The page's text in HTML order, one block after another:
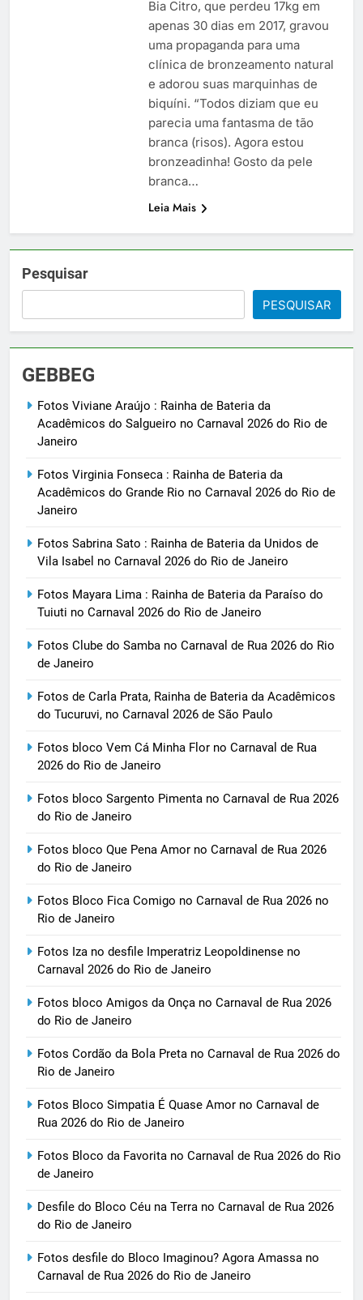
Bia Citro, que perdeu 17kg em
apenas 30 dias em 2017, gravou
uma propaganda para uma
clínica de bronzeamento natural
e adorou suas marquinhas de
biquíni. “Todos diziam que eu
parecia uma fantasma de tão
branca (risos). Agora estou
bronzeadinha! Gosto da pele
branca…
Leia Mais
Pesquisar
PESQUISAR
GEBBEG
Fotos Viviane Araújo : Rainha de Bateria da
Acadêmicos do Salgueiro no Carnaval 2026 do Rio de
Janeiro
Fotos Virginia Fonseca : Rainha de Bateria da
Acadêmicos do Grande Rio no Carnaval 2026 do Rio de
Janeiro
Fotos Sabrina Sato : Rainha de Bateria da Unidos de
Vila Isabel no Carnaval 2026 do Rio de Janeiro
Fotos Mayara Lima : Rainha de Bateria da Paraíso do
Tuiuti no Carnaval 2026 do Rio de Janeiro
Fotos Clube do Samba no Carnaval de Rua 2026 do Rio
de Janeiro
Fotos de Carla Prata, Rainha de Bateria da Acadêmicos
do Tucuruvi, no Carnaval 2026 de São Paulo
Fotos bloco Vem Cá Minha Flor no Carnaval de Rua
2026 do Rio de Janeiro
Fotos bloco Sargento Pimenta no Carnaval de Rua 2026
do Rio de Janeiro
Fotos bloco Que Pena Amor no Carnaval de Rua 2026
do Rio de Janeiro
Fotos Bloco Fica Comigo no Carnaval de Rua 2026 no
Rio de Janeiro
Fotos Iza no desfile Imperatriz Leopoldinense no
Carnaval 2026 do Rio de Janeiro
Fotos bloco Amigos da Onça no Carnaval de Rua 2026
do Rio de Janeiro
Fotos Cordão da Bola Preta no Carnaval de Rua 2026 do
Rio de Janeiro
Fotos Bloco Simpatia É Quase Amor no Carnaval de
Rua 2026 do Rio de Janeiro
Fotos Bloco da Favorita no Carnaval de Rua 2026 do Rio
de Janeiro
Desfile do Bloco Céu na Terra no Carnaval de Rua 2026
do Rio de Janeiro
Fotos desfile do Bloco Imaginou? Agora Amassa no
Carnaval de Rua 2026 do Rio de Janeiro